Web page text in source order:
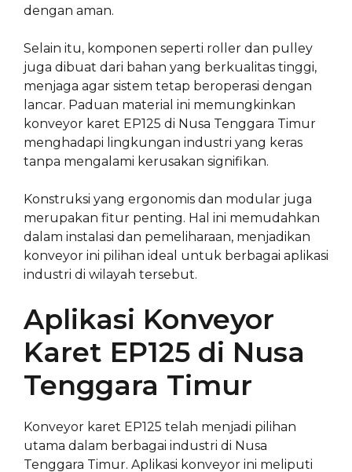
dengan aman.
Selain itu, komponen seperti roller dan pulley
juga dibuat dari bahan yang berkualitas tinggi,
menjaga agar sistem tetap beroperasi dengan
lancar. Paduan material ini memungkinkan
konveyor karet EP125 di Nusa Tenggara Timur
menghadapi lingkungan industri yang keras
tanpa mengalami kerusakan signifikan.
Konstruksi yang ergonomis dan modular juga
merupakan fitur penting. Hal ini memudahkan
dalam instalasi dan pemeliharaan, menjadikan
konveyor ini pilihan ideal untuk berbagai aplikasi
industri di wilayah tersebut.
Aplikasi Konveyor
Karet EP125 di Nusa
Tenggara Timur
Konveyor karet EP125 telah menjadi pilihan
utama dalam berbagai industri di Nusa
Tenggara Timur. Aplikasi konveyor ini meliputi